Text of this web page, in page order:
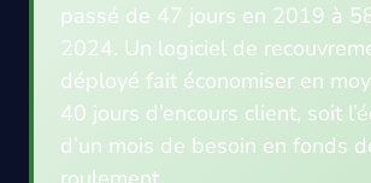
passé de 47 jours en 2019 à
2024. Un logiciel de
déployé fait économiser en
40 jours d’encours client, soit
d’un mois de besoin en fonds